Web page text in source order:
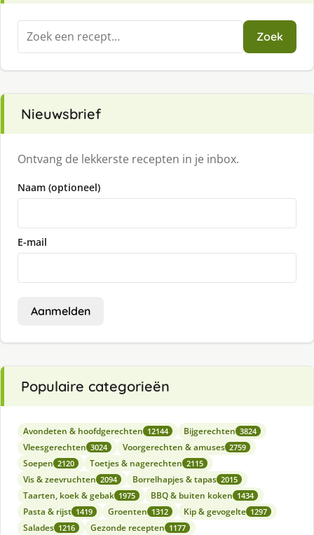
Zoeken
naar:
Zoek
Nieuwsbrief
Ontvang de lekkerste recepten in je inbox.
Naam (optioneel)
E-mail
Aanmelden
Populaire categorieën
Avondeten & hoofdgerechten 12144 Bijgerechten 3824
Vleesgerechten 3024 Voorgerechten & amuses 2759
Soepen 2120 Toetjes & nagerechten 2115
Vis & zeevruchten 2094 Borrelhapjes & tapas 2015
Taarten, koek & gebak 1975 BBQ & buiten koken 1434
Pasta & rijst 1419 Groenten 1312 Kip & gevogelte 1297
Salades 1216 Gezonde recepten 1177